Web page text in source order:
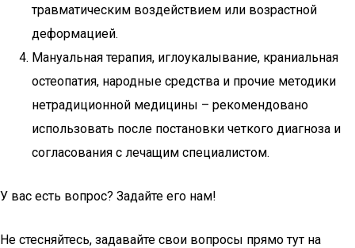
травматическим воздействием или возрастной
деформацией.
Мануальная терапия, иглоукалывание, краниальная
остеопатия, народные средства и прочие методики
нетрадиционной медицины – рекомендовано
использовать после постановки четкого диагноза и
согласования с лечащим специалистом.
У вас есть вопрос? Задайте его нам!
Не стесняйтесь, задавайте свои вопросы прямо тут на